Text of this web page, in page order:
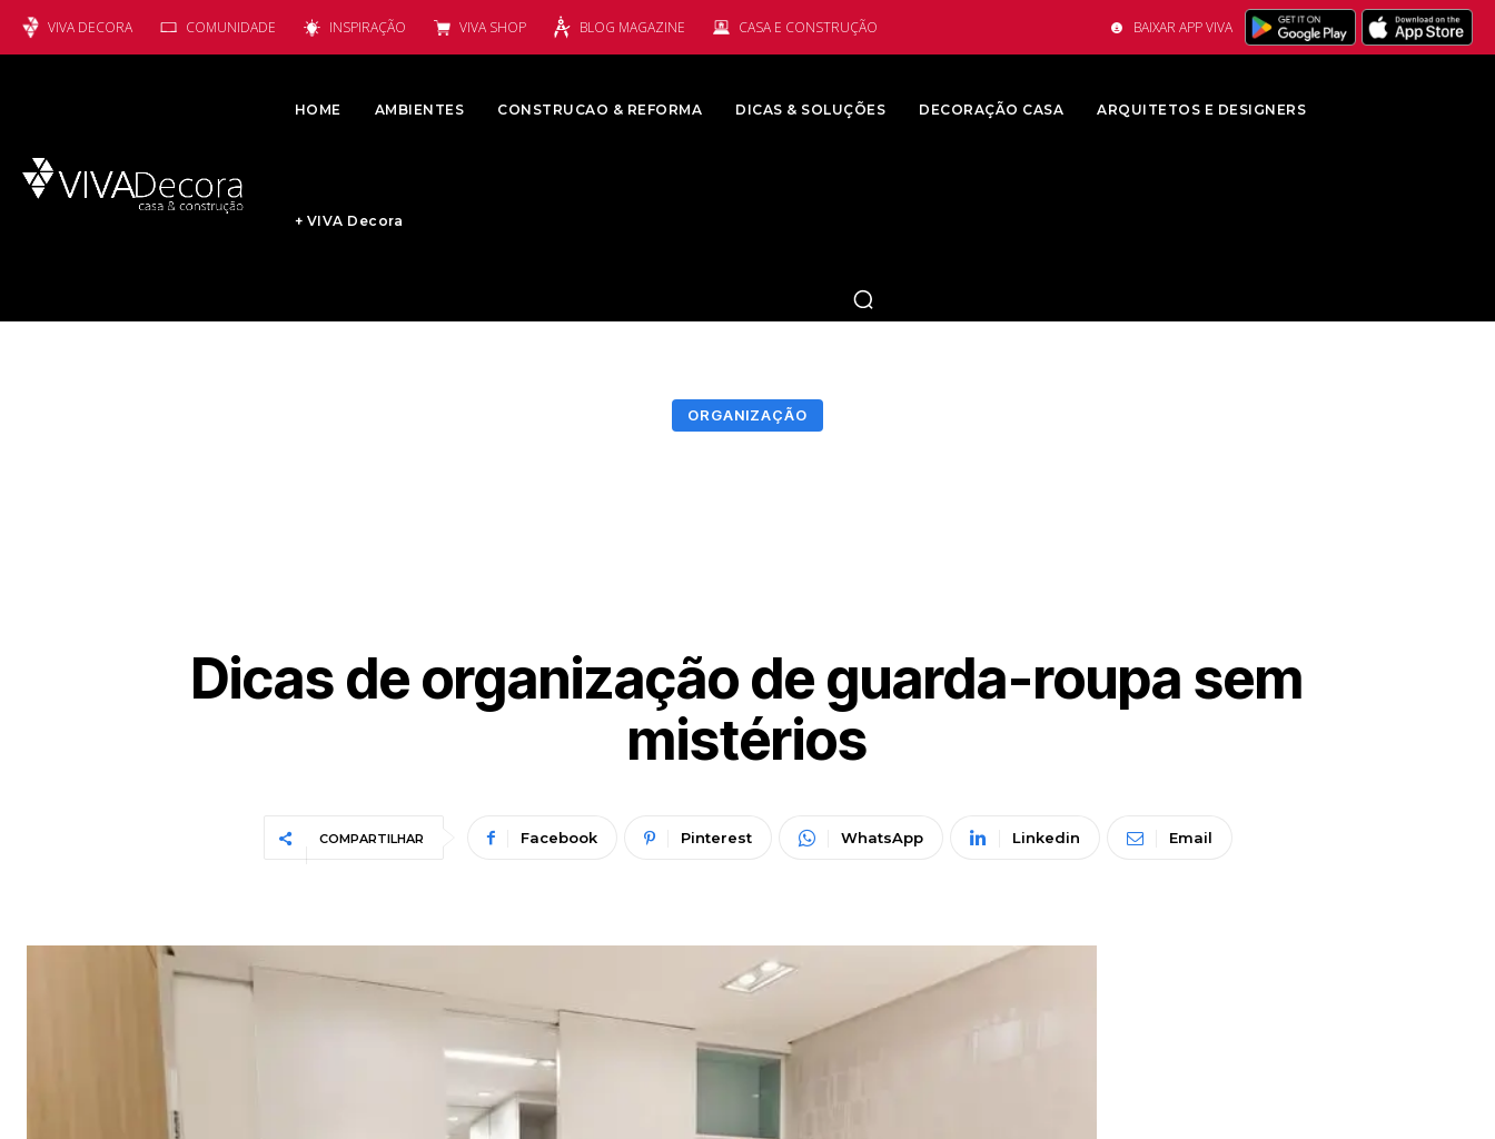
VIVA DECORA COMUNIDADE INSPIRAÇÃO VIVA SHOP BLOG MAGAZINE CASA E CONSTRUÇÃO BAIXAR APP VIVA
HOME AMBIENTES CONSTRUCAO & REFORMA DICAS & SOLUÇÕES DECORAÇÃO CASA ARQUITETOS E DESIGNERS
+ VIVA Decora
ORGANIZAÇÃO
Dicas de organização de guarda-roupa sem
mistérios
COMPARTILHAR Facebook Pinterest WhatsApp Linkedin Email